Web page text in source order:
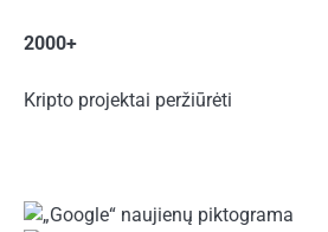
2000+
Kripto projektai peržiūrėti